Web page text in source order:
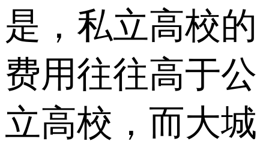
是，私立高校的
费用往往高于公
立高校，而大城